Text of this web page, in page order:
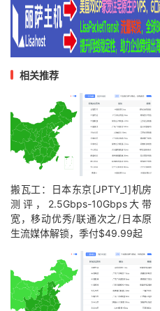
相关推荐
搬瓦工：日本东京[JPTY_1]机房
测评，2.5Gbps-10Gbps大带
宽，移动优秀/联通次之/日本原
生流媒体解锁，季付$49.99起